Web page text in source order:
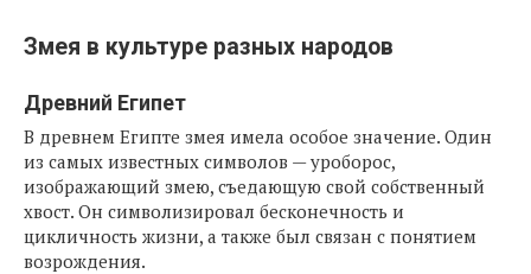
Змея в культуре разных народов
Древний Египет
В древнем Египте змея имела особое значение. Один
из самых известных символов — уроборос,
изображающий змею, съедающую свой собственный
хвост. Он символизировал бесконечность и
цикличность жизни, а также был связан с понятием
возрождения.